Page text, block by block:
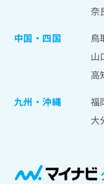
奈
中国・四国
鳥
山
高
九州・沖縄
福
大